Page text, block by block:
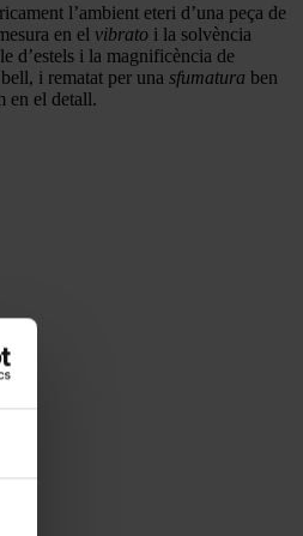
l’ambient eteri d’una peça de
en el vibrato i la solvència
d’estels i la magnificència de
i rematat per una sfumatura ben
en el detall.